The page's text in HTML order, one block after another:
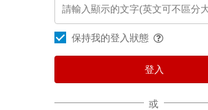
保持我的登入狀態
或